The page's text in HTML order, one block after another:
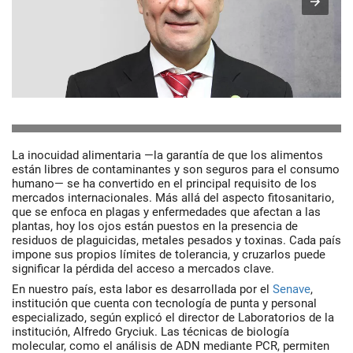
La inocuidad alimentaria —la garantía de que los alimentos
están libres de contaminantes y son seguros para el consumo
humano— se ha convertido en el principal requisito de los
mercados internacionales. Más allá del aspecto fitosanitario,
que se enfoca en plagas y enfermedades que afectan a las
plantas, hoy los ojos están puestos en la presencia de
residuos de plaguicidas, metales pesados y toxinas. Cada país
impone sus propios límites de tolerancia, y cruzarlos puede
significar la pérdida del acceso a mercados clave.
En nuestro país, esta labor es desarrollada por el Senave,
institución que cuenta con tecnología de punta y personal
especializado, según explicó el director de Laboratorios de la
institución, Alfredo Gryciuk. Las técnicas de biología
molecular, como el análisis de ADN mediante PCR, permiten